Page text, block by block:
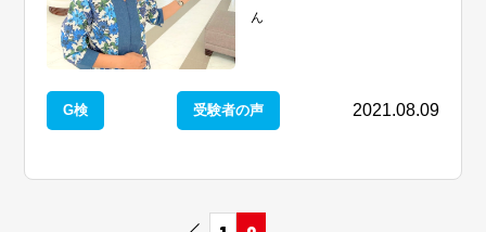
ん
G検 受験者の声 2021.08.09